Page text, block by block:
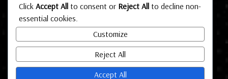
Pályarendszabályok
TAO
© Copyright 2025 Csata TKK - Minden jog fenntartva!
Click Accept All to consent or Reject All to decline non-
essential cookies.
Customize
Reject All
Accept All